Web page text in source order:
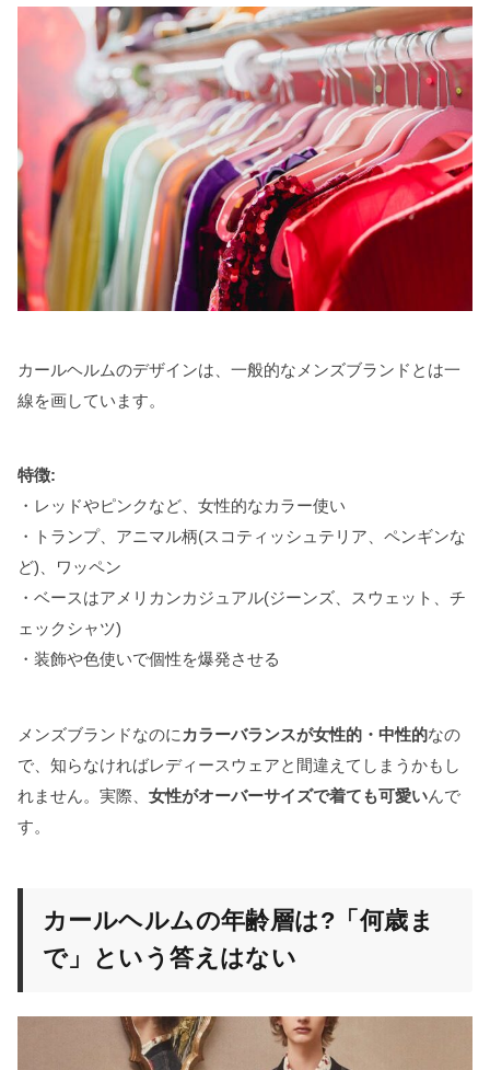
カールヘルムのデザインは、一般的なメンズブランドとは一
線を画しています。
特徴:
・レッドやピンクなど、女性的なカラー使い
・トランプ、アニマル柄(スコティッシュテリア、ペンギンな
ど)、ワッペン
・ベースはアメリカンカジュアル(ジーンズ、スウェット、チ
ェックシャツ)
・装飾や色使いで個性を爆発させる
メンズブランドなのに カラーバランスが女性的・中性的なの
で、知らなければレディースウェアと間違えてしまうかもし
れません。実際、 女性がオーバーサイズで着ても可愛いんで
す。
カールヘルムの年齢層は?「何歳ま
で」という答えはない